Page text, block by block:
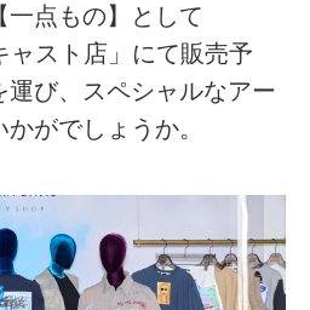
点もの】として
ャスト店」にて販売予
運び、スペシャルなアー
がでしょうか。